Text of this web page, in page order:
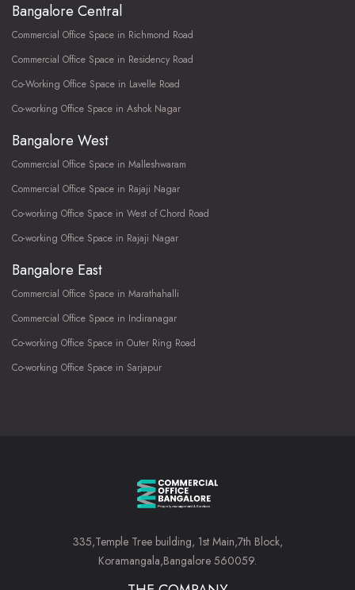
Bangalore Central
Commercial Office Space in Richmond Road
Commercial Office Space in Residency Road
Co-Working Office Space in Lavelle Road
Co-working Office Space in Ashok Nagar
Bangalore West
Commercial Office Space in Malleshwaram
Commercial Office Space in Rajaji Nagar
Co-working Office Space in West of Chord Road
Co-working Office Space in Rajaji Nagar
Bangalore East
Commercial Office Space in Marathahalli
Commercial Office Space in Indiranagar
Co-working Office Space in Outer Ring Road
Co-working Office Space in Sarjapur
335,Temple Tree building, 1st Main,7th Block,
Koramangala,Bangalore 560059.